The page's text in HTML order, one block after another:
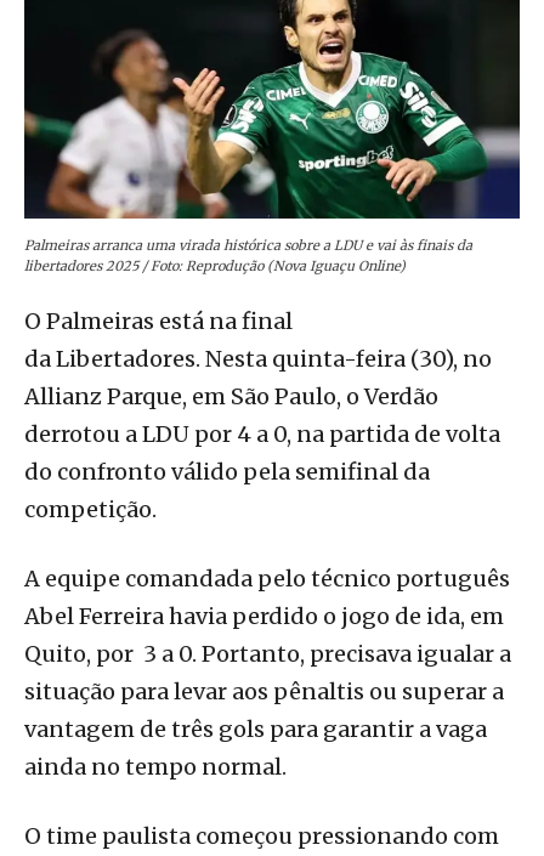
Palmeiras arranca uma virada histórica sobre a LDU e vai às finais da
libertadores 2025 / Foto: Reprodução (Nova Iguaçu Online)
O Palmeiras está na final
da Libertadores. Nesta quinta-feira (30), no
Allianz Parque, em São Paulo, o Verdão
derrotou a LDU por 4 a 0, na partida de volta
do confronto válido pela semifinal da
competição.
A equipe comandada pelo técnico português
Abel Ferreira havia perdido o jogo de ida, em
Quito, por 3 a 0. Portanto, precisava igualar a
situação para levar aos pênaltis ou superar a
vantagem de três gols para garantir a vaga
ainda no tempo normal.
O time paulista começou pressionando com